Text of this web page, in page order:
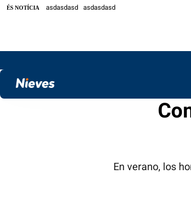
ÉS NOTÍCIA asdasdasd asdasdasd
En verano, los